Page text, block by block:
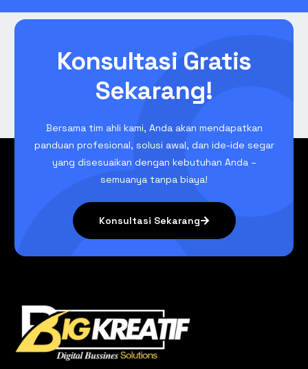
Konsultasi Gratis
Sekarang!
Bersama tim ahli kami, Anda akan mendapatkan
panduan profesional, solusi awal, dan ide-ide segar
yang disesuaikan dengan kebutuhan Anda –
semuanya tanpa biaya!
Konsultasi Sekarang